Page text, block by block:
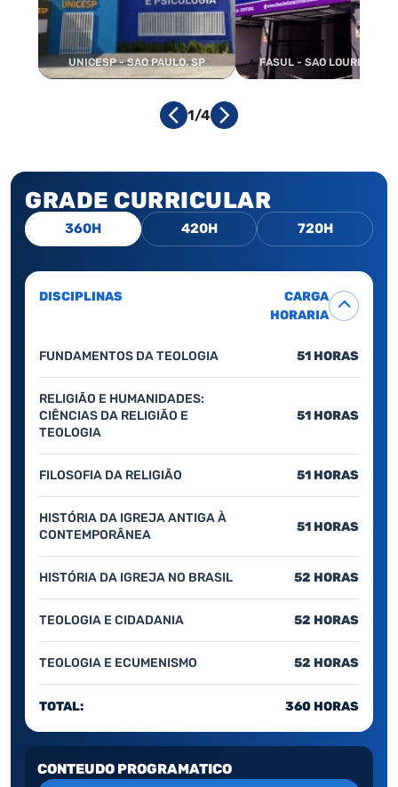
UNICESP - SAO PAULO, SP FASUL - SAO LOURENCO,
1/4
GRADE CURRICULAR
360H 420H 720H
DISCIPLINAS
CARGA
HORARIA
FUNDAMENTOS DA TEOLOGIA 51 HORAS
RELIGIÃO E HUMANIDADES:
CIÊNCIAS DA RELIGIÃO E
TEOLOGIA
51 HORAS
FILOSOFIA DA RELIGIÃO 51 HORAS
HISTÓRIA DA IGREJA ANTIGA À
CONTEMPORÂNEA
51 HORAS
HISTÓRIA DA IGREJA NO BRASIL 52 HORAS
TEOLOGIA E CIDADANIA 52 HORAS
TEOLOGIA E ECUMENISMO 52 HORAS
TOTAL: 360 HORAS
CONTEUDO PROGRAMATICO